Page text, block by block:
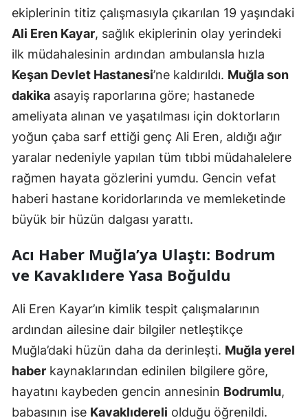
ekiplerinin titiz çalışmasıyla çıkarılan 19 yaşındaki
Ali Eren Kayar, sağlık ekiplerinin olay yerindeki
ilk müdahalesinin ardından ambulansla hızla
Keşan Devlet Hastanesi’ne kaldırıldı. Muğla son
dakika asayiş raporlarına göre; hastanede
ameliyata alınan ve yaşatılması için doktorların
yoğun çaba sarf ettiği genç Ali Eren, aldığı ağır
yaralar nedeniyle yapılan tüm tıbbi müdahalelere
rağmen hayata gözlerini yumdu. Gencin vefat
haberi hastane koridorlarında ve memleketinde
büyük bir hüzün dalgası yarattı.
Acı Haber Muğla’ya Ulaştı: Bodrum
ve Kavaklıdere Yasa Boğuldu
Ali Eren Kayar’ın kimlik tespit çalışmalarının
ardından ailesine dair bilgiler netleştikçe
Muğla’daki hüzün daha da derinleşti. Muğla yerel
haber kaynaklarından edinilen bilgilere göre,
hayatını kaybeden gencin annesinin Bodrumlu,
babasının ise Kavaklıdereli olduğu öğrenildi.